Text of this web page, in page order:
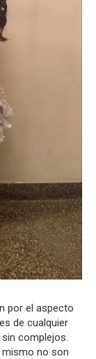
por el aspecto
de cualquier
complejos.
mismo no son